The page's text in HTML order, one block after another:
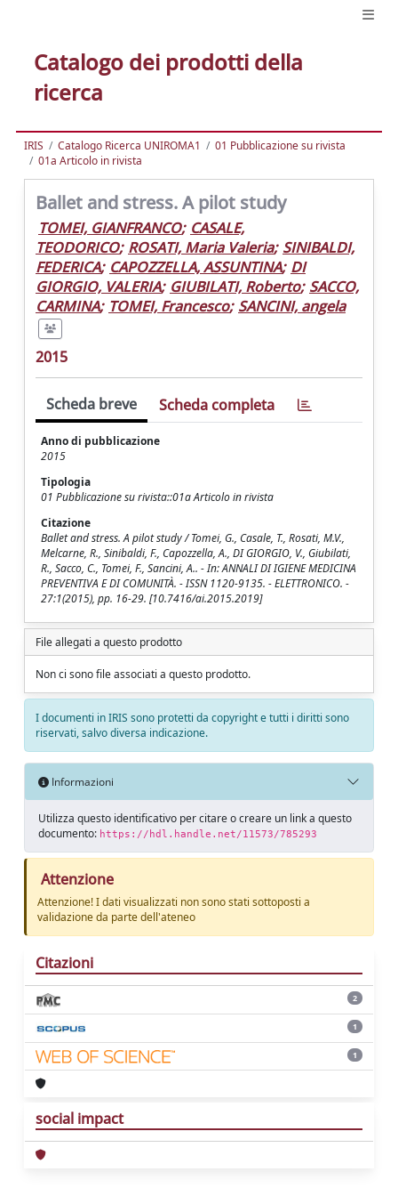
Catalogo dei prodotti della
ricerca
IRIS Catalogo Ricerca UNIROMA1
01 Pubblicazione su rivista
01a Articolo in rivista
Ballet and stress. A pilot study
TOMEI, GIANFRANCO; CASALE,
TEODORICO; ROSATI, Maria Valeria; SINIBALDI,
FEDERICA; CAPOZZELLA, ASSUNTINA; DI
GIORGIO, VALERIA; GIUBILATI, Roberto; SACCO,
CARMINA; TOMEI, Francesco; SANCINI, angela
2015
Scheda breve Scheda completa
Anno di pubblicazione
2015
Tipologia
01 Pubblicazione su rivista::01a Articolo in rivista
Citazione
Ballet and stress. A pilot study / Tomei, G., Casale, T., Rosati, M.V.,
Melcarne, R., Sinibaldi, F., Capozzella, A., DI GIORGIO, V., Giubilati,
R., Sacco, C., Tomei, F., Sancini, A.. - In: ANNALI DI IGIENE MEDICINA
PREVENTIVA E DI COMUNITÀ. - ISSN 1120-9135. - ELETTRONICO. -
27:1(2015), pp. 16-29. [10.7416/ai.2015.2019]
File allegati a questo prodotto
Non ci sono file associati a questo prodotto.
I documenti in IRIS sono protetti da copyright e tutti i diritti sono
riservati, salvo diversa indicazione.
Informazioni
Utilizza questo identificativo per citare o creare un link a questo
documento: https://hdl.handle.net/11573/785293
Attenzione
Attenzione! I dati visualizzati non sono stati sottoposti a
validazione da parte dell'ateneo
Citazioni
2
1
1
social impact